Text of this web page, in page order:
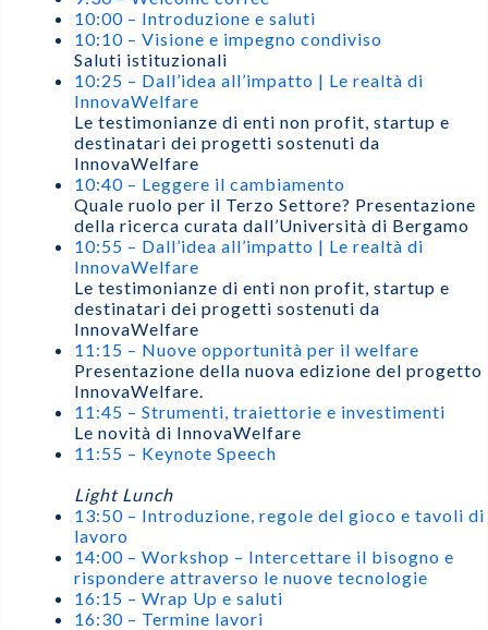
10:00 – Introduzione e saluti
10:10 – Visione e impegno condiviso
Saluti istituzionali
10:25 – Dall’idea all’impatto | Le realtà di
InnovaWelfare
Le testimonianze di enti non profit, startup e
destinatari dei progetti sostenuti da
InnovaWelfare
10:40 – Leggere il cambiamento
Quale ruolo per il Terzo Settore? Presentazione
della ricerca curata dall’Università di Bergamo
10:55 – Dall’idea all’impatto | Le realtà di
InnovaWelfare
Le testimonianze di enti non profit, startup e
destinatari dei progetti sostenuti da
InnovaWelfare
11:15 – Nuove opportunità per il welfare
Presentazione della nuova edizione del progetto
InnovaWelfare.
11:45 – Strumenti, traiettorie e investimenti
Le novità di InnovaWelfare
11:55 – Keynote Speech
Light Lunch
13:50 – Introduzione, regole del gioco e tavoli di
lavoro
14:00 – Workshop – Intercettare il bisogno e
rispondere attraverso le nuove tecnologie
16:15 – Wrap Up e saluti
16:30 – Termine lavori